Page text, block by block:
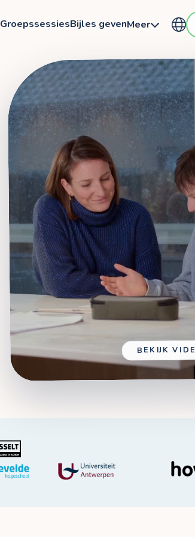
GroepssessiesBijles gevenMeer
BEKIJK